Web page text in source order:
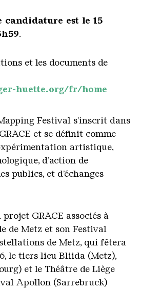
est le 15
.
et les documents de
huette.org/fr/home
Festival s’inscrit dans
et se définit comme
artistique,
d’action de
publics, et d’échanges
GRACE associés à
de Metz et son Festival
de Metz, qui fêtera
le tiers lieu Bliida (Metz),
et le Théâtre de Liège
Apollon (Sarrebruck)